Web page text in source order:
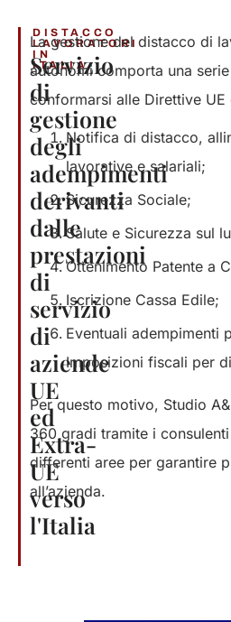
DISTACCO
LAVORATORI
IN
ITALIA​
Servizio
di
gestione
degli
adempimenti
derivanti
dalle
prestazioni
di
servizio
di
aziende
UE
ed
Extra-
UE
verso
l'Italia
​La gestione del distacco di
autonomi comporta una
conformarsi alle Direttive
Notifica di distacco,
lavorative e salariali;​
Sicurezza Sociale;​
Salute e Sicurezza sul
Ottenimento Patente a
Iscrizione Cassa Edile;​
Eventuali adempimenti
Imposizioni fiscali per
Per questo motivo, Studio
360 gradi tramite i
differenti aree per garantire
all’azienda.​